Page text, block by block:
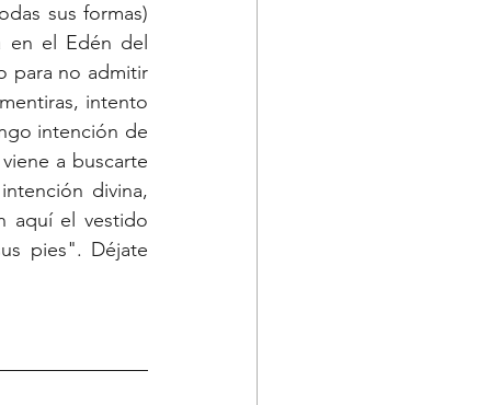
sus formas)
en el Edén del
para no admitir
intento
intención de
a buscarte
divina,
aquí el vestido
pies". Déjate